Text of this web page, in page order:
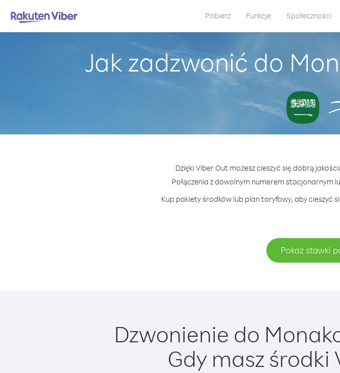
Pobierz Funkcje Społeczności
Jak zadzwonić do
Dzięki Viber Out możesz cieszyć się dobrą
Połączenia z dowolnym numerem stacjonarnym
Kup pakiety środków lub plan taryfowy, aby cieszyć
Pokaż stawki
Dzwonienie do
Gdy masz środki